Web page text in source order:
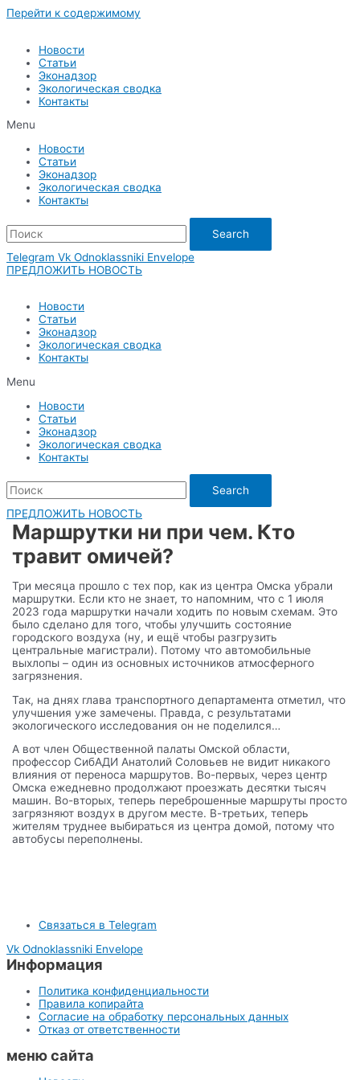
Перейти к содержимому
Новости
Статьи
Эконадзор
Экологическая сводка
Контакты
Menu
Новости
Статьи
Эконадзор
Экологическая сводка
Контакты
Search
Telegram Vk Odnoklassniki Envelope
ПРЕДЛОЖИТЬ НОВОСТЬ
Новости
Статьи
Эконадзор
Экологическая сводка
Контакты
Menu
Новости
Статьи
Эконадзор
Экологическая сводка
Контакты
Search
ПРЕДЛОЖИТЬ НОВОСТЬ
Маршрутки ни при чем. Кто
травит омичей?
Три месяца прошло с тех пор, как из центра Омска убрали
маршрутки. Если кто не знает, то напомним, что с 1 июля
2023 года маршрутки начали ходить по новым схемам. Это
было сделано для того, чтобы улучшить состояние
городского воздуха (ну, и ещё чтобы разгрузить
центральные магистрали). Потому что автомобильные
выхлопы – один из основных источников атмосферного
загрязнения.
Так, на днях глава транспортного департамента отметил, что
улучшения уже замечены. Правда, с результатами
экологического исследования он не поделился…
А вот член Общественной палаты Омской области,
профессор СибАДИ Анатолий Соловьев не видит никакого
влияния от переноса маршрутов. Во-первых, через центр
Омска ежедневно продолжают проезжать десятки тысяч
машин. Во-вторых, теперь переброшенные маршруты просто
загрязняют воздух в другом месте. В-третьих, теперь
жителям труднее выбираться из центра домой, потому что
автобусы переполнены.
Связаться в Telegram
Vk Odnoklassniki Envelope
Информация
Политика конфиденциальности
Правила копирайта
Согласие на обработку персональных данных
Отказ от ответственности
меню сайта